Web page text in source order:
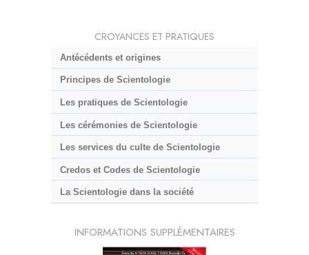
CROYANCES ET PRATIQUES
Antécédents et origines
Principes de Scientologie
Les pratiques de Scientologie
Les cérémonies de Scientologie
Les services du culte de Scientologie
Credos et Codes de Scientologie
La Scientologie dans la société
INFORMATIONS SUPPLÉMENTAIRES